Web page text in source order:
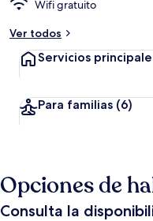
Wifi gratuito
Ver todos
Servicios
Para familias (6)
Opciones de
Consulta la